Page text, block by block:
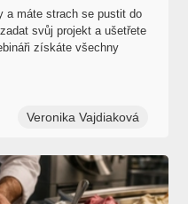
a máte strach se pustit do
svůj projekt a ušetřete
získáte všechny
Veronika Vajdiaková